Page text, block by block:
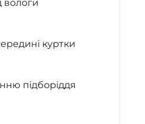
вологи
куртки
підборіддя